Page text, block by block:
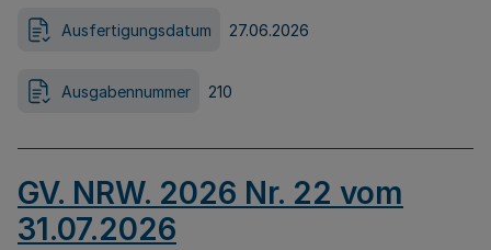
Ausfertigungsdatum 27.06.2026
Ausgabennummer 210
GV. NRW. 2026 Nr. 22 vom
31.07.2026